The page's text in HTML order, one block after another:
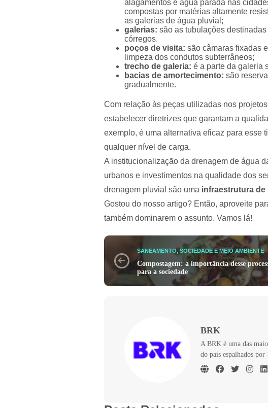
alagamentos e água parada nas
compostas por matérias altamente
as galerias de água pluvial;
galerias: são as tubulações
córregos.
poços de visita: são câmaras fixadas
limpeza dos condutos subterrâneos;
trecho de galeria: é a parte da galeria
bacias de amortecimento: são
gradualmente.
Com relação às peças utilizadas nos
estabelecer diretrizes que garantam a
exemplo, é uma alternativa eficaz para esse
qualquer nível de carga.
A institucionalização da drenagem de água
urbanos e investimentos na qualidade dos
drenagem pluvial são uma infraestrutura de
Gostou do nosso artigo? Então, aproveite
também dominarem o assunto. Vamos lá!
SANEAMENTO, SOCIEDADE E MEIO AMBIENTE
Compostagem: a importância desse
para a sociedade
BRK
A BRK é uma das
do país espalhados